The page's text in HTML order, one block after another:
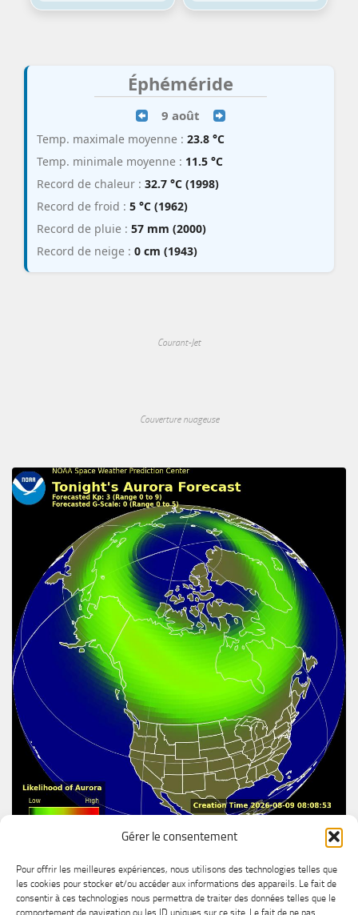
Gérer le consentement
Pour offrir les meilleures expériences, nous utilisons des technologies telles que
les cookies pour stocker et/ou accéder aux informations des appareils. Le fait de
consentir à ces technologies nous permettra de traiter des données telles que le
comportement de navigation ou les ID uniques sur ce site. Le fait de ne pas
Éphéméride
9 août
Temp. maximale moyenne : 23.8 °C
Temp. minimale moyenne : 11.5 °C
Record de chaleur : 32.7 °C (1998)
Record de froid : 5 °C (1962)
Record de pluie : 57 mm (2000)
Record de neige : 0 cm (1943)
Courant-Jet
Couverture nuageuse